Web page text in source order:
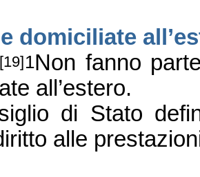
domiciliate
[19]1Non fanno
all’estero.
di Stato
alle